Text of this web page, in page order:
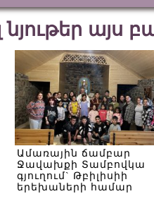
նյութեր այս
Ամառային ճամբար
Ջավախքի Տամբովկա
գյուղում` Թբիլիսիի
երեխաների համար